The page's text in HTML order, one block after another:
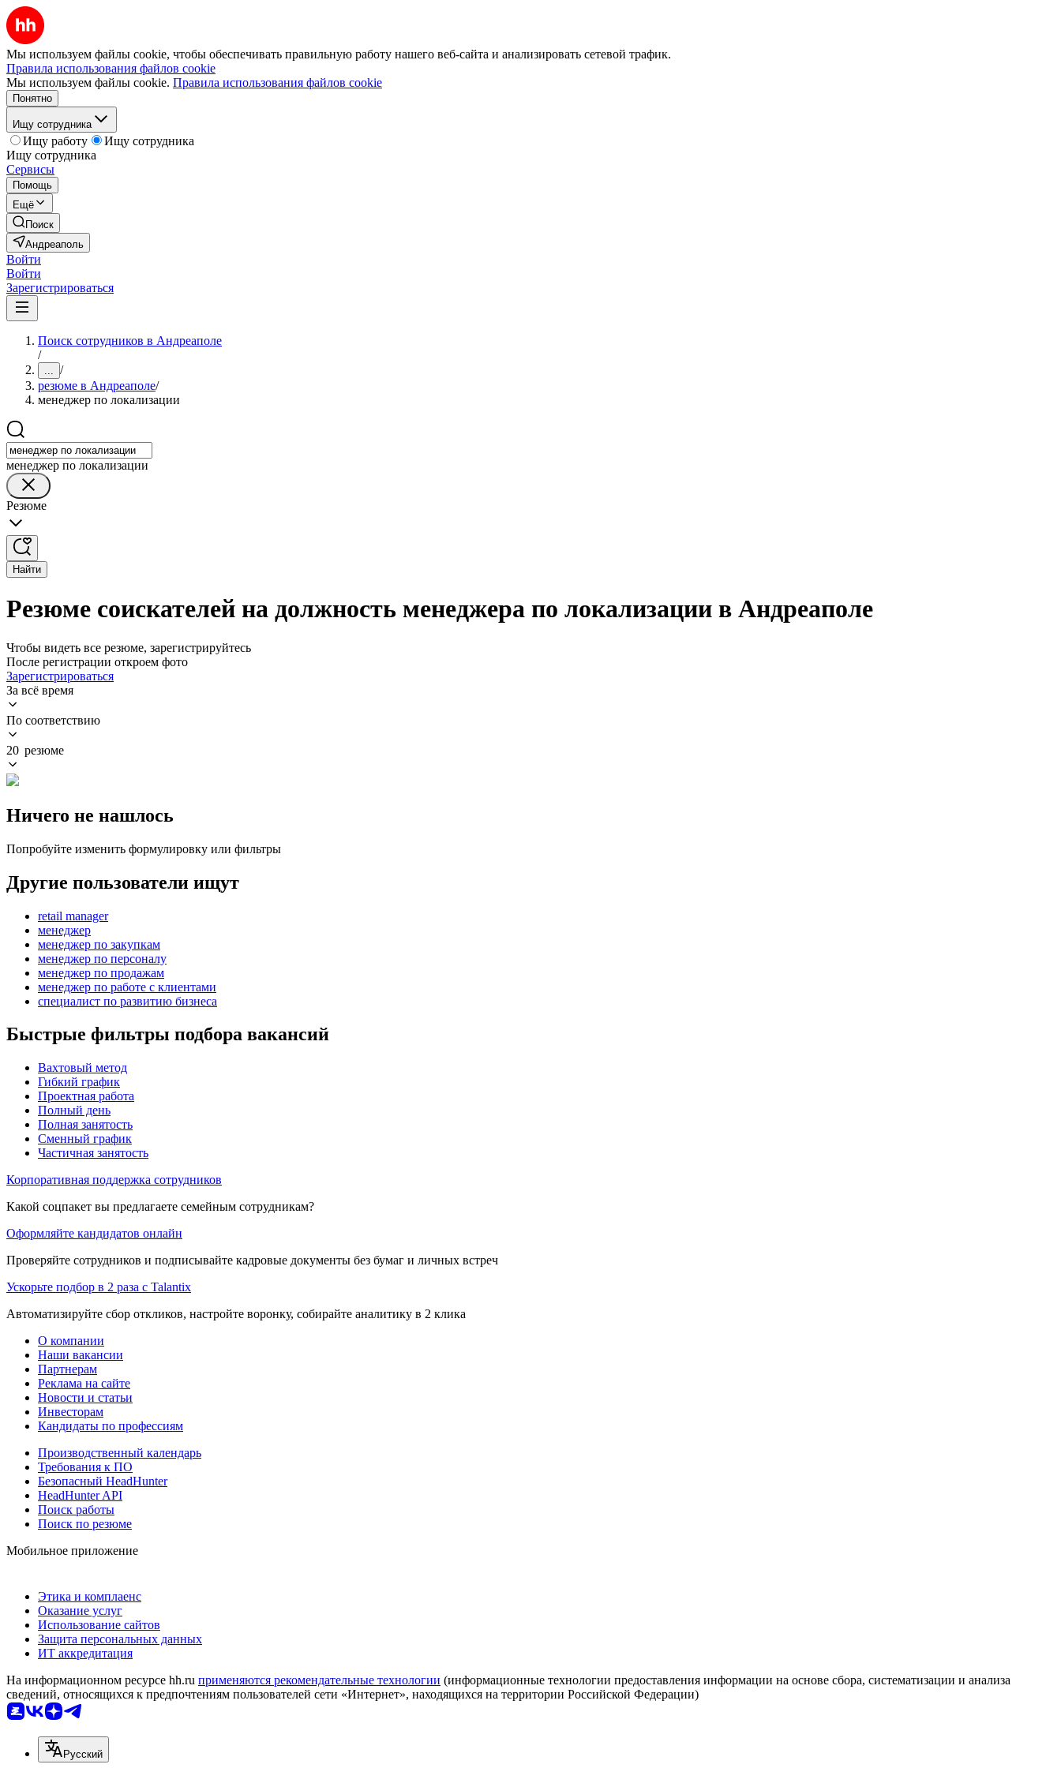
Мы используем файлы cookie, чтобы обеспечивать правильную работу нашего веб-сайта и анализировать сетевой трафик.
Правила использования файлов cookie
Мы используем файлы cookie. Правила использования файлов cookie
Понятно
Ищу сотрудника
Ищу работу
Ищу сотрудника
Ищу сотрудника
Сервисы
Помощь
Ещё
Поиск
Андреаполь
Войти
Войти
Зарегистрироваться
Поиск сотрудников в Андреаполе
/
... /
резюме в Андреаполе/
менеджер по локализации
менеджер по локализации
Резюме
Найти
Резюме соискателей на должность менеджера по локализации в Андреаполе
Чтобы видеть все резюме, зарегистрируйтесь
После регистрации откроем фото
Зарегистрироваться
За всё время
По соответствию
20 резюме
Ничего не нашлось
Попробуйте изменить формулировку или фильтры
Другие пользователи ищут
retail manager
менеджер
менеджер по закупкам
менеджер по персоналу
менеджер по продажам
менеджер по работе с клиентами
специалист по развитию бизнеса
Быстрые фильтры подбора вакансий
Вахтовый метод
Гибкий график
Проектная работа
Полный день
Полная занятость
Сменный график
Частичная занятость
Корпоративная поддержка сотрудников
Какой соцпакет вы предлагаете семейным сотрудникам?
Оформляйте кандидатов онлайн
Проверяйте сотрудников и подписывайте кадровые документы без бумаг и личных встреч
Ускорьте подбор в 2 раза с Talantix
Автоматизируйте сбор откликов, настройте воронку, собирайте аналитику в 2 клика
О компании
Наши вакансии
Партнерам
Реклама на сайте
Новости и статьи
Инвесторам
Кандидаты по профессиям
Производственный календарь
Требования к ПО
Безопасный HeadHunter
HeadHunter API
Поиск работы
Поиск по резюме
Мобильное приложение
Этика и комплаенс
Оказание услуг
Использование сайтов
Защита персональных данных
ИТ аккредитация
На информационном ресурсе hh.ru применяются рекомендательные технологии (информационные технологии предоставления информации на основе сбора, систематизации и анализа
сведений, относящихся к предпочтениям пользователей сети «Интернет», находящихся на территории Российской Федерации)
Русский